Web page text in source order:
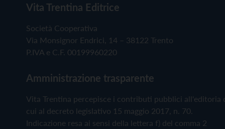
Vita Trentina Editrice
Società Cooperativa
Via Monsignor Endrici, 14 – 38122 Trento
P.IVA e C.F. 00199960220
Amministrazione trasparente
Vita Trentina percepisce i contributi pubblici all'editoria
cui al decreto legislativo 15 maggio 2017, n. 70.
Indicazione resa ai sensi della lettera f) del comma 2